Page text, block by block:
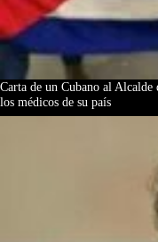
Carta de un Cubano al
los médicos de su país